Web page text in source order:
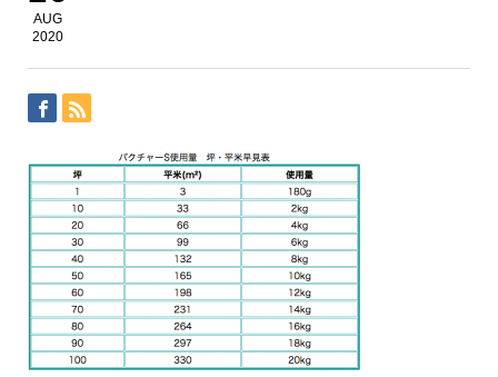
AUG
2020